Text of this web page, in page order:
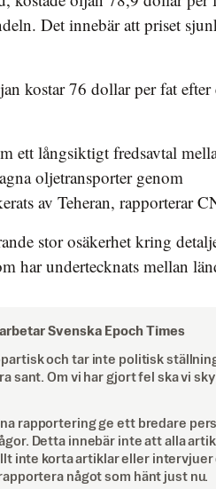
Det innebär att priset
kostar 76 dollar per fat efter
ett långsiktigt fredsavtal
oljetransporter genom
av Teheran, rapporterar
stor osäkerhet kring
har undertecknats mellan
Svenska Epoch Times
och tar inte politisk
sant. Om vi har gjort fel ska vi
rapportering ge ett bredare
Detta innebär inte att alla
inte korta artiklar eller intervjuer
något som hänt just nu.